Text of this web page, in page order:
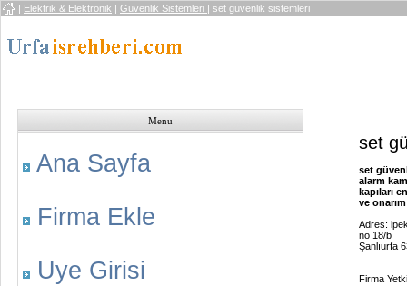
| Elektrik & Elektronik | Güvenlik Sistemleri | set güvenlik sistemleri
Menu
Ana Sayfa
Firma Ekle
Uye Girisi
set
set
alarm
kapıları
ve
Adres:
no 18/b
Şanlıurfa
Firma